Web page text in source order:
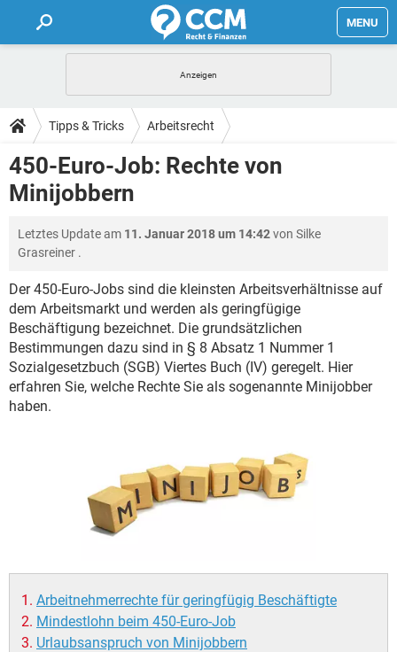
MENU
FORUM
TIPPS
LEXIKON
Tipps & Tricks Arbeitsrecht
450-Euro-Job: Rechte von
Minijobbern
Letztes Update am 11. Januar 2018 um 14:42von Silke
Grasreiner .
Der 450-Euro-Jobs sind die kleinsten Arbeitsverhältnisse auf
dem Arbeitsmarkt und werden als geringfügige
Beschäftigung bezeichnet. Die grundsätzlichen
Bestimmungen dazu sind in § 8 Absatz 1 Nummer 1
Sozialgesetzbuch (SGB) Viertes Buch (IV) geregelt. Hier
erfahren Sie, welche Rechte Sie als sogenannte Minijobber
haben.
Arbeitnehmerrechte für geringfügig Beschäftigte
Mindestlohn beim 450-Euro-Job
Urlaubsanspruch von Minijobbern